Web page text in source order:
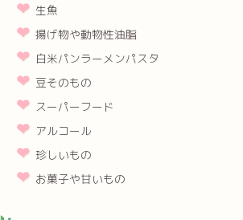
生魚
揚げ物や動物性油脂
白米パンラーメンパスタ
豆そのもの
スーパーフード
アルコール
珍しいもの
お菓子や甘いもの